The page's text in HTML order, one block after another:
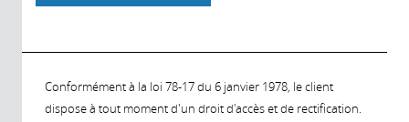
Conformément à la loi 78-17 du 6 janvier 1978, le client
dispose à tout moment d'un droit d'accès et de rectification.